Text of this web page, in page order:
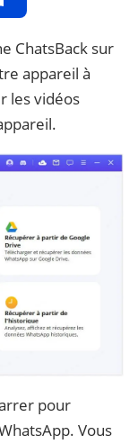
ChatsBack sur
appareil à
les vidéos
pour
Vous